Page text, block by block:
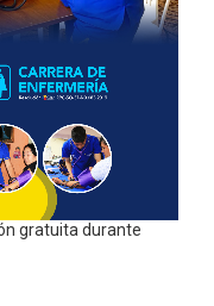
gratuita durante